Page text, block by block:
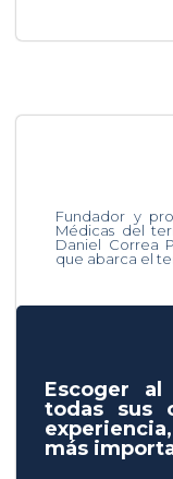
Fundador y
Médicas del
Daniel Correa
que abarca el
Escoger
todas sus
más